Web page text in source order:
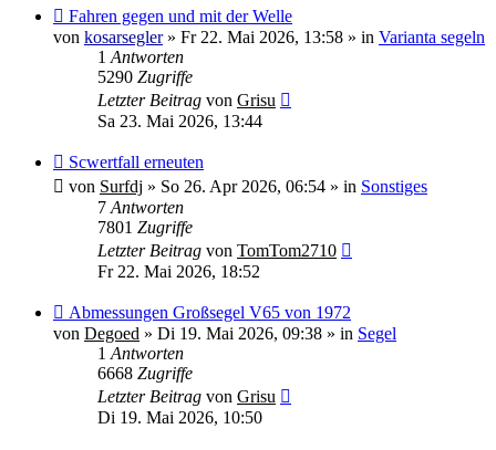
Neuer
Beitrag
Fahren gegen und mit der Welle
von kosarsegler» Fr 22. Mai 2026, 13:58 » in Varianta segeln
1 Antworten
5290 Zugriffe
Letzter Beitrag von Grisu
Sa 23. Mai 2026, 13:44
Neuer
Beitrag
Scwertfall erneuten
von Surfdj » So 26. Apr 2026, 06:54 » in Sonstiges
7 Antworten
7801 Zugriffe
Letzter Beitrag von TomTom2710
Fr 22. Mai 2026, 18:52
Neuer
Beitrag
Abmessungen Großsegel V65 von 1972
von Degoed » Di 19. Mai 2026, 09:38 » in Segel
1 Antworten
6668 Zugriffe
Letzter Beitrag von Grisu
Di 19. Mai 2026, 10:50